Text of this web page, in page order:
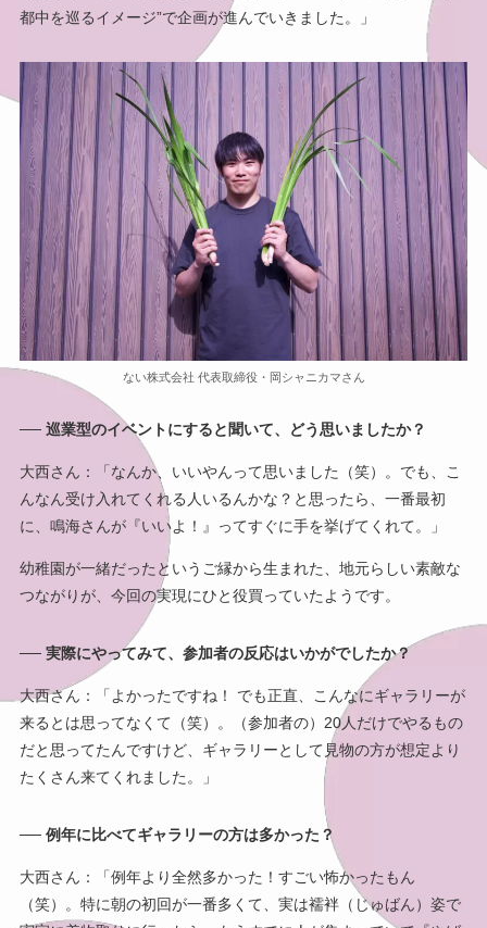
都中を巡るイメージ”で企画が進んでいきました。」
ない株式会社 代表取締役・岡シャニカマさん
── 巡業型のイベントにすると聞いて、どう思いましたか？
大西さん：「なんか、いいやんって思いました（笑）。でも、こ
んなん受け入れてくれる人いるんかな？と思ったら、一番最初
に、鳴海さんが『いいよ！』ってすぐに手を挙げてくれて。」
幼稚園が一緒だったというご縁から生まれた、地元らしい素敵な
つながりが、今回の実現にひと役買っていたようです。
── 実際にやってみて、参加者の反応はいかがでしたか？
大西さん：「よかったですね！ でも正直、こんなにギャラリーが
来るとは思ってなくて（笑）。（参加者の）20人だけでやるもの
だと思ってたんですけど、ギャラリーとして見物の方が想定より
たくさん来てくれました。」
── 例年に比べてギャラリーの方は多かった？
大西さん：「例年より全然多かった！すごい怖かったもん
（笑）。特に朝の初回が一番多くて、実は襦袢（じゅばん）姿で